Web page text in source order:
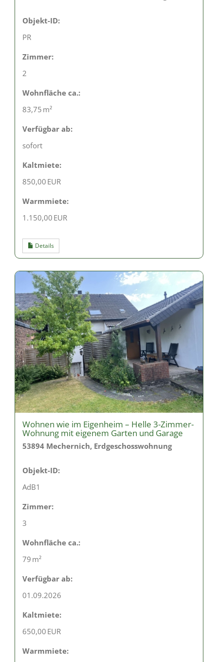
Objekt-ID:
PR
Zimmer:
2
Wohnfläche ca.:
83,75 m²
Verfügbar ab:
sofort
Kaltmiete:
850,00 EUR
Warmmiete:
1.150,00 EUR
Details
Wohnen wie im Eigenheim – Helle 3-Zimmer-
Wohnung mit eigenem Garten und Garage
53894 Mechernich, Erdgeschosswohnung
Objekt-ID:
AdB1
Zimmer:
3
Wohnfläche ca.:
79 m²
Verfügbar ab:
01.09.2026
Kaltmiete:
650,00 EUR
Warmmiete: